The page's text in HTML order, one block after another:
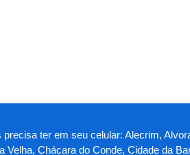
ter em seu celular: Alecrim,
Chácara do Conde, Cidade da